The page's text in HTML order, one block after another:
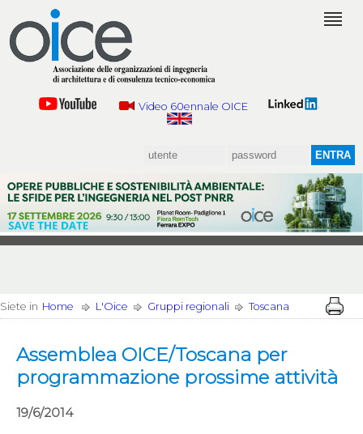
Video 60ennale OICE
Siete in Home L'Oice Gruppi regionali Toscana
Assemblea OICE/Toscana per
programmazione prossime attività
19/6/2014